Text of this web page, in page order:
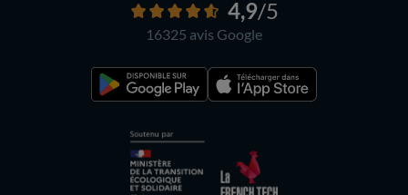
4,9/5
16325 avis Google